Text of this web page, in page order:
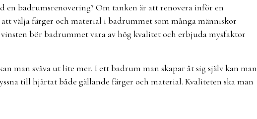
en badrumsrenovering? Om tanken är att renovera inför en
välja färger och material i badrummet som många människor
bör badrummet vara av hög kvalitet och erbjuda mysfaktor
man sväva ut lite mer. I ett badrum man skapar åt sig själv kan man
till hjärtat både gällande färger och material. Kvaliteten ska man